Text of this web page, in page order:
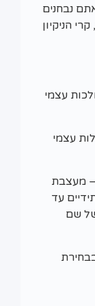
נבחנים
הניקיון
עצמי
עצמי
– מעצבת
עד
שם